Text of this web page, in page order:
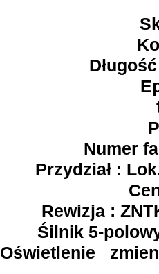
Numer
Przydział :
Rewizja :
Śilnik 5-
Oświetlenie